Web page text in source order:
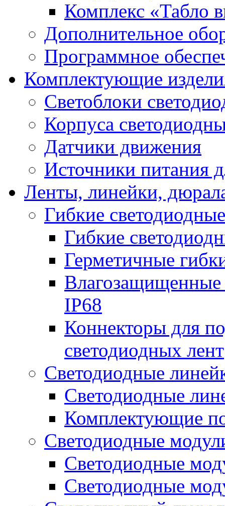
Комплекс «Табло
Дополнительное
Программное
Комплектующие
Светоблоки
Корпуса
Датчики движения
Источники питания
Ленты, линейки,
Гибкие
Гибкие
Герметичные
Влагозащищенные
IP68
Коннекторы для
светодиодных лент
Светодиодные
Светодиодные
Комплектующие
Светодиодные
Светодиодные
Светодиодные